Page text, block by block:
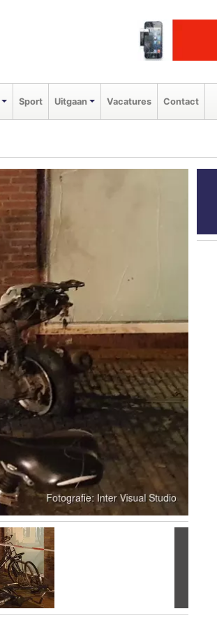
Sport Uitgaan Vacatures Contact